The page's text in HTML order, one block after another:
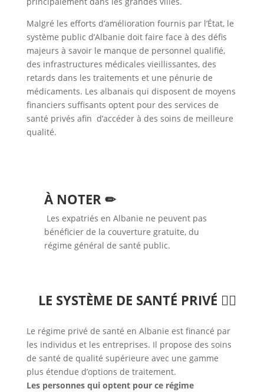
Malgré les efforts d’amélioration fournis par l’État, le
système public d’Albanie doit faire face à des défis
majeurs à savoir le manque de personnel qualifié,
des infrastructures médicales vieillissantes, des
retards dans les traitements et une pénurie de
médicaments. Les albanais qui disposent de moyens
financiers suffisants optent pour des services de
santé privés afin d’accéder à des soins de meilleure
qualité.
À NOTER ✏
Les expatriés en Albanie ne peuvent pas
bénéficier de la couverture gratuite, du
régime général de santé public.
LE SYSTÈME DE SANTÉ PRIVÉ 👩‍⚕️
Le régime privé de santé en Albanie est financé par
les individus et les entreprises. Il propose des soins
de santé de qualité supérieure avec une gamme
plus étendue d’options de traitement.
Les personnes qui optent pour ce régime